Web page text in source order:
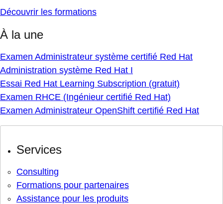
Découvrir les formations
À la une
Examen Administrateur système certifié Red Hat
Administration système Red Hat I
Essai Red Hat Learning Subscription (gratuit)
Examen RHCE (Ingénieur certifié Red Hat)
Examen Administrateur OpenShift certifié Red Hat
Services
Consulting
Formations pour partenaires
Assistance pour les produits